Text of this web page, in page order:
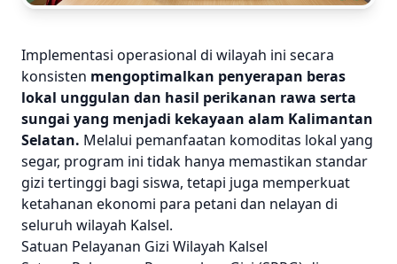
Implementasi operasional di wilayah ini secara
konsisten mengoptimalkan penyerapan beras
lokal unggulan dan hasil perikanan rawa serta
sungai yang menjadi kekayaan alam Kalimantan
Selatan. Melalui pemanfaatan komoditas lokal yang
segar, program ini tidak hanya memastikan standar
gizi tertinggi bagi siswa, tetapi juga memperkuat
ketahanan ekonomi para petani dan nelayan di
seluruh wilayah Kalsel.
Satuan Pelayanan Gizi Wilayah Kalsel